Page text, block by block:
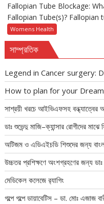
Fallopian Tube Blockage:
Fallopian Tube(s)? Fallopian
Womens Health
সাম্প্রতিক
Legend in Cancer surgery:
How to plan for your
সাশ্রয়ী খরচে আইভিএফসহ বন্ধ্যাত্বের
ডাঃ শুভেন্দু মাজি–ক্যান্সার রোগীদের
অটিজম ও এডিএইচডি শিশুদের জন্য
উচ্চতর প্রশিক্ষণে অংশগ্রহণের জন্য
মেডিকেল কলেজে র‍্যাগিং
গল্পে গল্পে ডায়াবেটিস – ডা. মোঃ এজাজ